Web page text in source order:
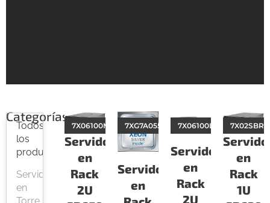
Categorías
Todos
los
productos
Servidor
en
Servidor
en
Rack
2U
7X06100MLA
Servidor
en
7XG7A05576
Servidor
en
Rack
2U
7X06100LLA
en
Rack
1U